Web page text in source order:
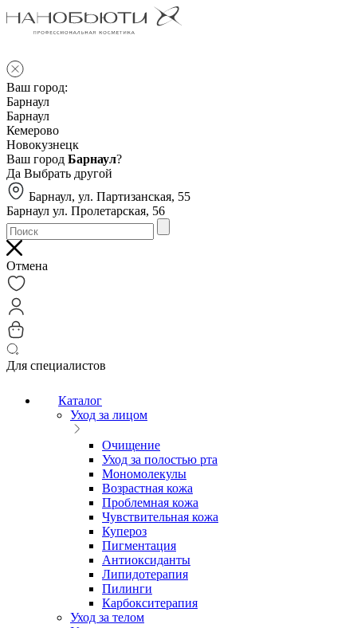
Ваш город:
Барнаул
Барнаул
Кемерово
Новокузнецк
Ваш город Барнаул?
Да Выбрать другой
Барнаул, ул. Партизанская, 55
Барнаул ул. Пролетарская, 56
Отмена
Для специалистов
Каталог
Уход за лицом
Очищение
Уход за полостью рта
Мономолекулы
Возрастная кожа
Проблемная кожа
Чувствительная кожа
Купероз
Пигментация
Антиоксиданты
Липидотерапия
Пилинги
Карбокситерапия
Уход за телом